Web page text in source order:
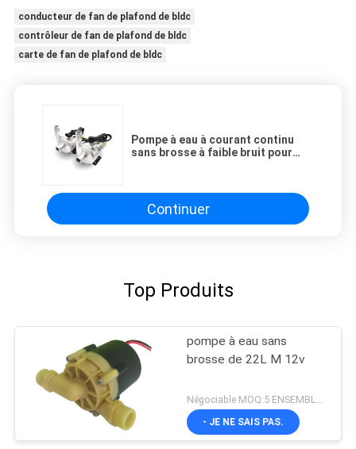
conducteur de fan de plafond de bldc
contrôleur de fan de plafond de bldc
carte de fan de plafond de bldc
Pompe à eau à courant continu
sans brosse à faible bruit pour
refroidissement.
Continuer
Top Produits
pompe à eau sans
brosse de 22L M 12v
- JE NE SAIS PAS.